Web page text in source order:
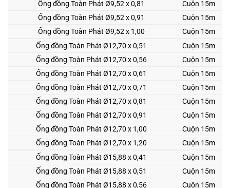
Ống đồng Toàn Phát Ø9,52 x 0,81
Cuộn 15m
Ống đồng Toàn Phát Ø9,52 x 0,91
Cuộn 15m
Ống đồng Toàn Phát Ø9,52 x 1,00
Cuộn 15m
Ống đồng Toàn Phát Ø12,70 x 0,51
Cuộn 15m
Ống đồng Toàn Phát Ø12,70 x 0,56
Cuộn 15m
Ống đồng Toàn Phát Ø12,70 x 0,61
Cuộn 15m
Ống đồng Toàn Phát Ø12,70 x 0,71
Cuộn 15m
Ống đồng Toàn Phát Ø12,70 x 0,81
Cuộn 15m
Ống đồng Toàn Phát Ø12,70 x 0,91
Cuộn 15m
Ống đồng Toàn Phát Ø12,70 x 1,00
Cuộn 15m
Ống đồng Toàn Phát Ø12,70 x 1,20
Cuộn 15m
Ống đồng Toàn Phát Ø15,88 x 0,41
Cuộn 15m
Ống đồng Toàn Phát Ø15,88 x 0,51
Cuộn 15m
Ống đồng Toàn Phát Ø15,88 x 0,56
Cuộn 15m